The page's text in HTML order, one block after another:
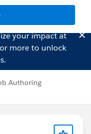
your impact at
more to unlock
Authoring